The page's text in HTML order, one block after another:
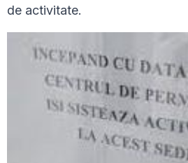
de activitate.